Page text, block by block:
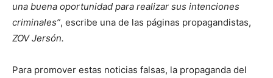
una buena oportunidad para realizar sus intenciones
criminales”, escribe una de las páginas propagandistas,
ZOV Jersón.
Para promover estas noticias falsas, la propaganda del